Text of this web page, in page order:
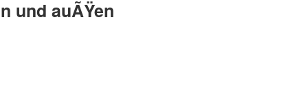
und auÃŸen